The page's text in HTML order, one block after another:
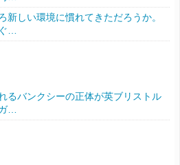
新しい環境に慣れてきただろうか。
…
るバンクシーの正体が英ブリストル
…